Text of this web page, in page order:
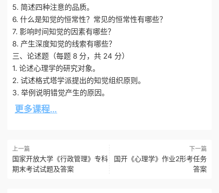
5. 简述四种注意的品质。
6. 什么是知觉的恒常性？常见的恒常性有哪些？
7. 影响时间知觉的因素有哪些？
8. 产生深度知觉的线索有哪些？
三、论述题（每题 8 分，共 24 分）
1. 论述心理学的研究对象。
2. 试述格式塔学派提出的知觉组织原则。
3. 举例说明错觉产生的原因。
更多课程…
上一篇
国家开放大学《行政管理》专科
期末考试试题及答案
下一篇
国开《心理学》作业2形考任务
答案